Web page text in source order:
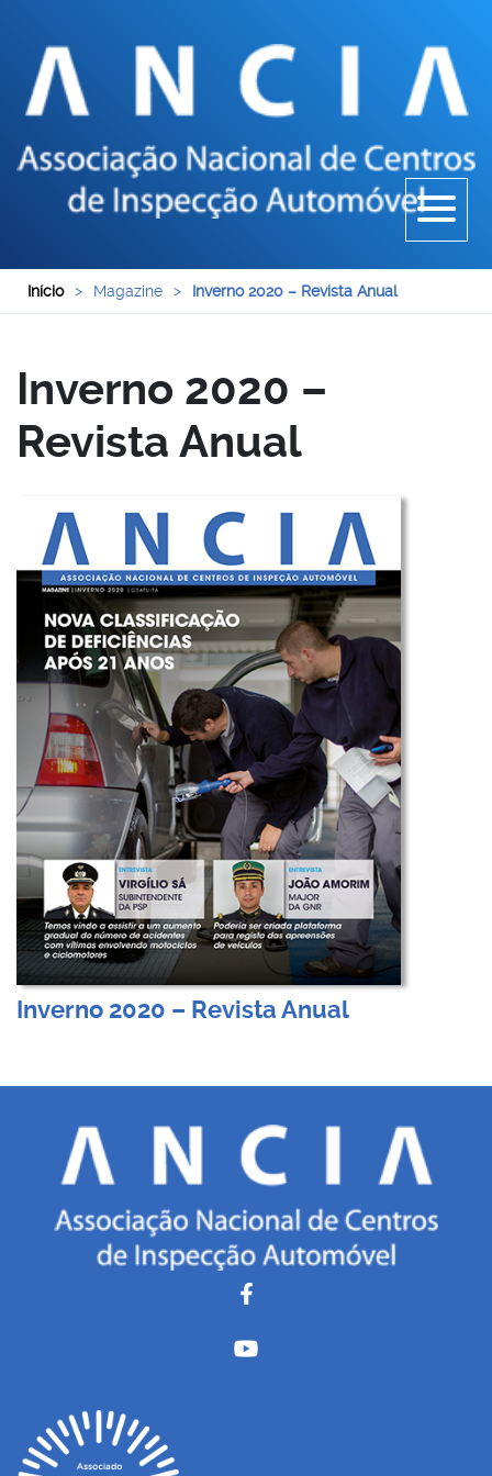
Início > Magazine > Inverno 2020 – Revista Anual
Inverno 2020 –
Revista Anual
Inverno 2020 – Revista Anual